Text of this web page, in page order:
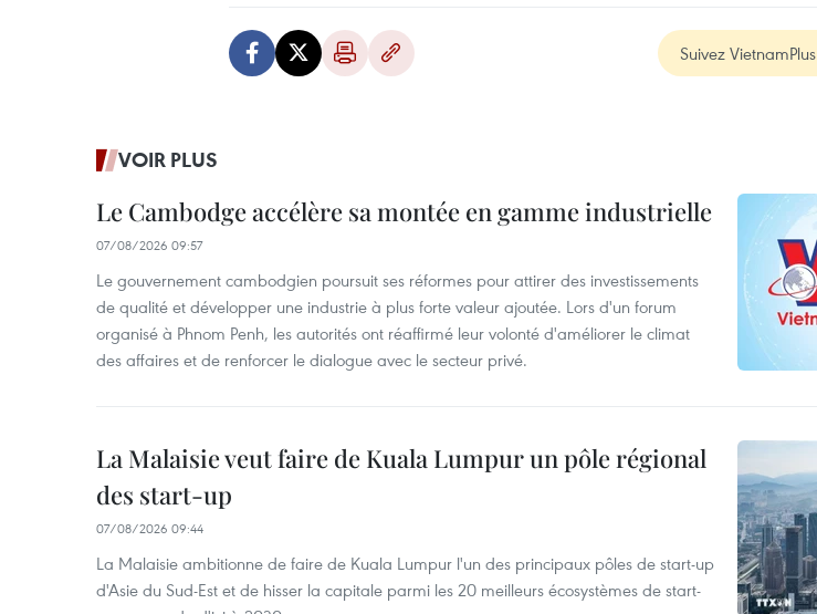
Suivez VietnamPlus
VOIR PLUS
Le Cambodge accélère sa montée en gamme industrielle
07/08/2026 09:57
Le gouvernement cambodgien poursuit ses réformes pour attirer des investissements
de qualité et développer une industrie à plus forte valeur ajoutée. Lors d'un forum
organisé à Phnom Penh, les autorités ont réaffirmé leur volonté d'améliorer le climat
des affaires et de renforcer le dialogue avec le secteur privé.
La Malaisie veut faire de Kuala Lumpur un pôle régional
des start-up
07/08/2026 09:44
La Malaisie ambitionne de faire de Kuala Lumpur l'un des principaux pôles de start-up
d'Asie du Sud-Est et de hisser la capitale parmi les 20 meilleurs écosystèmes de start-